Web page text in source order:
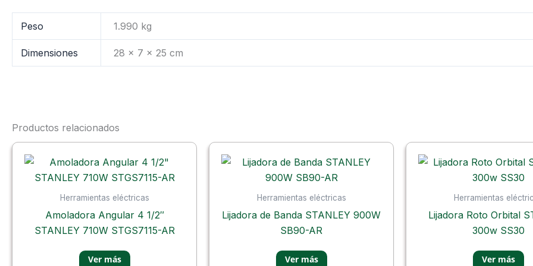
Peso 1.990 kg
Dimensiones 28 × 7 × 25 cm
Productos relacionados
Herramientas eléctricas
Amoladora Angular 4 1/2″
STANLEY 710W STGS7115-AR
Herramientas eléctricas
Lijadora de Banda STANLEY 900W
SB90-AR
Herramientas
Lijadora Roto Orbital
300w SS30